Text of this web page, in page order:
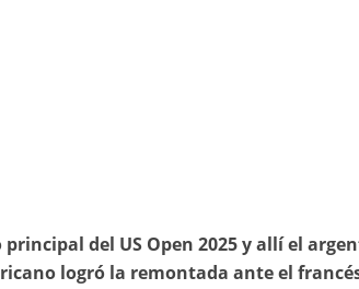
del US Open 2025 y allí el
logró la remontada ante el